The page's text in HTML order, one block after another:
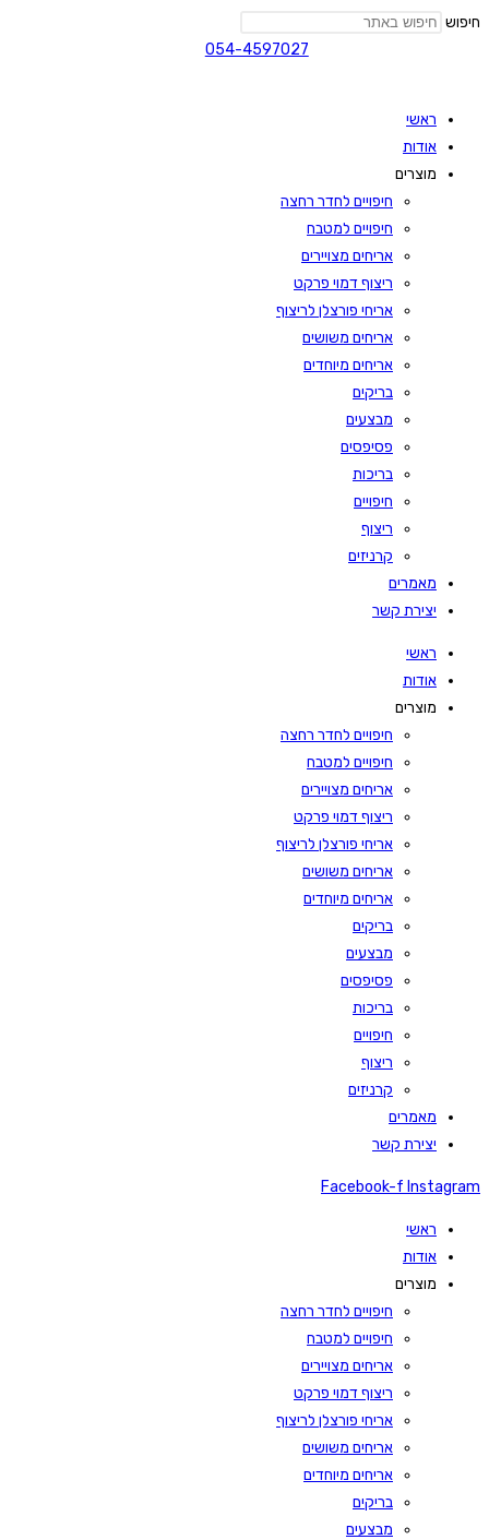
חיפוש
054-4597027
ראשי
אודות
מוצרים
חיפויים לחדר רחצה
חיפויים למטבח
אריחים מצויירים
ריצוף דמוי פרקט
אריחי פורצלן לריצוף
אריחים משושים
אריחים מיוחדים
בריקים
מבצעים
פסיפסים
בריכות
חיפויים
ריצוף
קרניזים
מאמרים
יצירת קשר
ראשי
אודות
מוצרים
חיפויים לחדר רחצה
חיפויים למטבח
אריחים מצויירים
ריצוף דמוי פרקט
אריחי פורצלן לריצוף
אריחים משושים
אריחים מיוחדים
בריקים
מבצעים
פסיפסים
בריכות
חיפויים
ריצוף
קרניזים
מאמרים
יצירת קשר
Facebook-f Instagram
ראשי
אודות
מוצרים
חיפויים לחדר רחצה
חיפויים למטבח
אריחים מצויירים
ריצוף דמוי פרקט
אריחי פורצלן לריצוף
אריחים משושים
אריחים מיוחדים
בריקים
מבצעים